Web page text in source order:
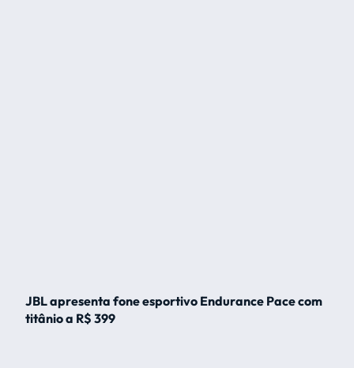
JBL apresenta fone esportivo Endurance Pace com
titânio a R$ 399